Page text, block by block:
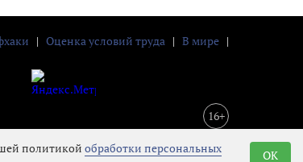
| Оценка условий труда | В мире |
16+
политикой обработки персональных
OK